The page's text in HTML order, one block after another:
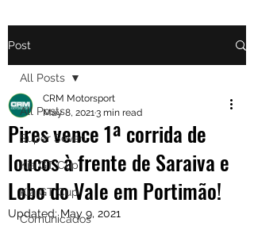
Post
All Posts
Super Seven
Kia GT Cup
Kia GT Cup
Comunicados
All Posts
Pires vence 1ª corrida de
loucos à frente de Saraiva e
Lobo do Vale em Portimão!
CRM Motorsport
May 8, 20213 min read
Updated:May 9, 2021